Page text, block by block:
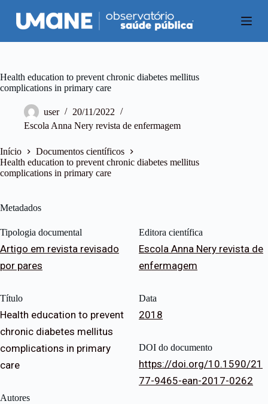
P
u
a
a
r
t
e
ú
Health education to prevent chronic diabetes mellitus
complications in primary care
user
20/11/2022
Escola Anna Nery revista de enfermagem
Início
Documentos científicos
Health education to prevent chronic diabetes mellitus
complications in primary care
Metadados
Tipologia documental
Artigo em revista revisado
por pares
Título
Health education to prevent
chronic diabetes mellitus
complications in primary
care
Autores
Editora científica
Escola Anna Nery revista de
enfermagem
Data
2018
DOI do documento
https://doi.org/10.1590/21
77-9465-ean-2017-0262